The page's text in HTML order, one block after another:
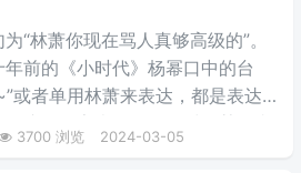
“林萧你现在骂人真够高级的”。
前的《小时代》杨幂口中的台
或者单用林萧来表达，都是表达
。这三个字表示别人在对于某件事
巧妙，就传说中的说话，不带脏
3700 浏览 2024-03-05